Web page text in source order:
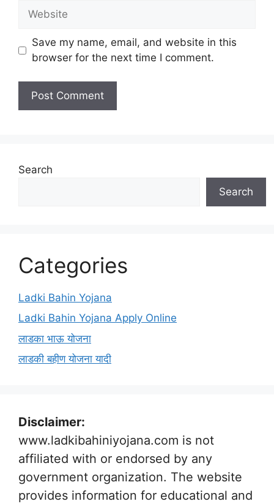
Website
Save my name, email, and website in this
browser for the next time I comment.
Search
Search
Categories
Ladki Bahin Yojana
Ladki Bahin Yojana Apply Online
लाडका भाऊ योजना
लाडकी बहीण योजना यादी
Disclaimer:
www.ladkibahiniyojana.com is not
affiliated with or endorsed by any
government organization. The website
provides information for educational and